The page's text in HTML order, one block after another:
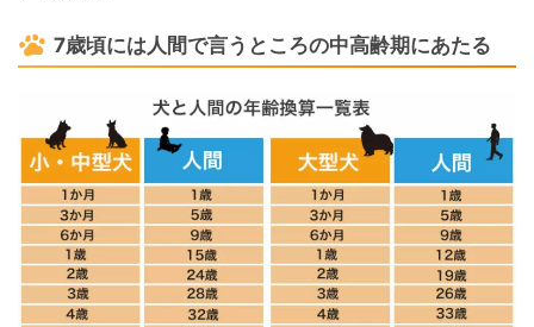
7歳頃には人間で言うところの中高齢期にあたる